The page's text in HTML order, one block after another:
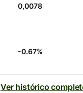
0,0078
-0.67%
Ver histórico